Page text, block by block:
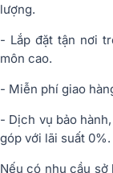
lượng.
- Lắp đặt tận nơi
môn cao.
- Miễn phí giao
- Dịch vụ bảo
góp với lãi suất 0%.
Nếu có nhu cầu sở